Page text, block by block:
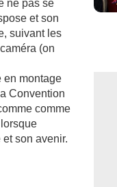
ne pas se
et son
suivant les
(on
en montage
Convention
comme
son avenir.